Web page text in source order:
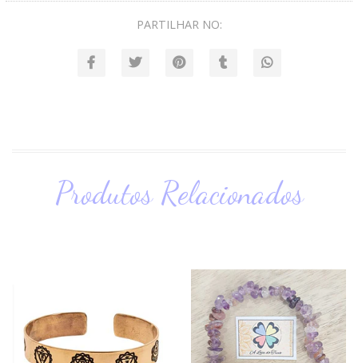
PARTILHAR NO:
Produtos Relacionados